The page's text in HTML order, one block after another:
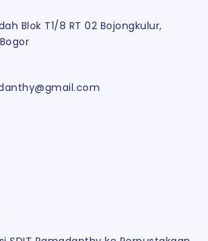
Blok T1/8 RT 02 Bojongkulur,